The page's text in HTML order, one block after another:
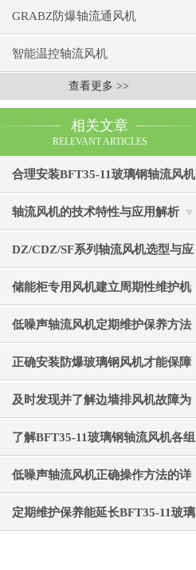
GRABZ防爆轴流通风机
智能温控轴流风机
查看更多 >>
相关文章
RELEVANT ARTICLES
合理安装BFT35-11玻璃钢轴流风机
是避免振动或结构损坏的关键
轴流风机的技术特性与应用解析
DZ/CDZ/SF系列轴流风机选型与应
用指南
储能柜专用风机建立周期性维护机
制的重要性分享
低噪声轴流风机定期维护保养方法
的简要介绍
正确安装防爆玻璃钢风机才能保障
工作场所的安全和生产效率
及时发现并了解边墙排风机故障为
安全生产保驾护航
了解BFT35-11玻璃钢轴流风机各组
成部件功能特点才能更好的使用它
低噪声轴流风机正确操作方法的详
细说明
定期维护保养能延长BFT35-11玻璃